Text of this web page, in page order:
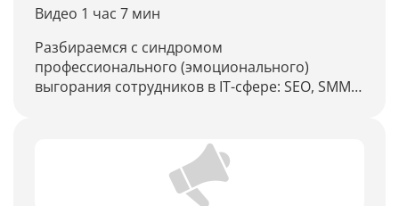
Видео 1 час 7 мин
Разбираемся с синдромом
профессионального (эмоционального)
выгорания сотрудников в IT-сфере: SEO, SMM,